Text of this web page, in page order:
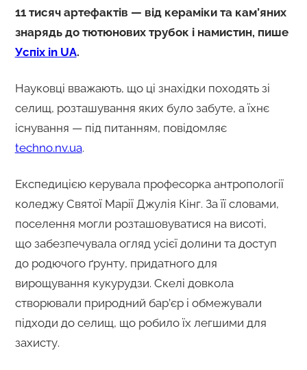
11 тисяч артефактів — від кераміки та кам’яних
знарядь до тютюнових трубок і намистин, пише
Успіх in UA.
Науковці вважають, що ці знахідки походять зі
селищ, розташування яких було забуте, а їхнє
існування — під питанням, повідомляє
techno.nv.ua.
Експедицією керувала професорка антропології
коледжу Святої Марії Джулія Кінг. За її словами,
поселення могли розташовуватися на висоті,
що забезпечувала огляд усієї долини та доступ
до родючого ґрунту, придатного для
вирощування кукурудзи. Скелі довкола
створювали природний бар’єр і обмежували
підходи до селищ, що робило їх легшими для
захисту.